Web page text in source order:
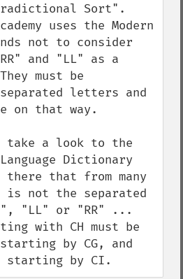
Sort".
uses the Modern
not to consider
and "LL" as a
must be
letters and
on that way.
take a look to the
Dictionary
there that from many
is not the separated
"LL" or "RR" ...
with CH must be
by CG, and
starting by CI.